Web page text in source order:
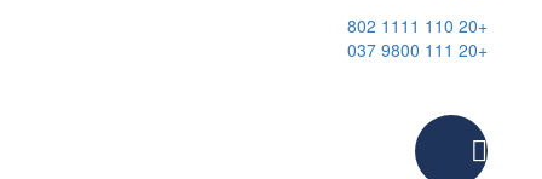
+20 110 1111 802
+20 111 9800 037